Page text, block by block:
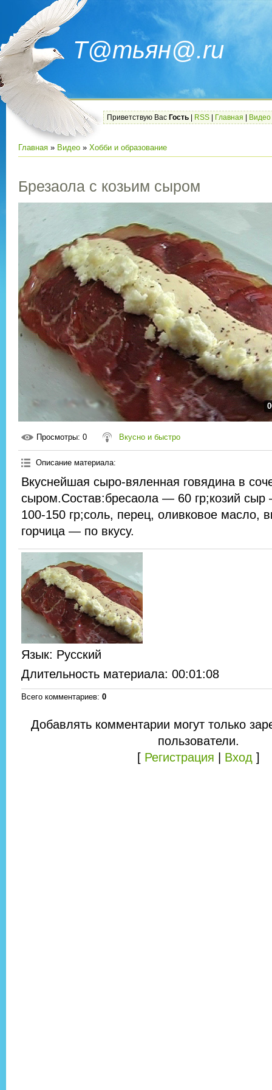
Т@тьян@.ru
Приветствую Вас Гость RSS Главная Видео
Главная » Видео » Хобби и образование
Брезаола с козьим сыром
Просмотры: 0 Вкусно и быстро
Описание материала:
Вкуснейшая сыро-вяленная говядина в
сыром.Состав:бресаола — 60 гр;козий
100-150 гр;соль, перец, оливковое масло,
горчица — по вкусу.
Язык: Русский
Длительность материала: 00:01:08
Всего комментариев: 0
Добавлять комментарии могут только
пользователи.
[ Регистрация Вход ]